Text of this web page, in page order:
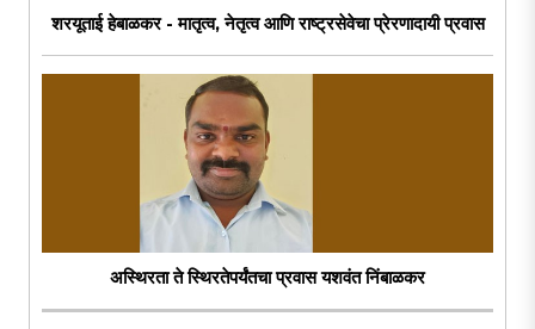
शरयूताई हेबाळकर - मातृत्व, नेतृत्व आणि राष्ट्रसेवेचा प्रेरणादायी प्रवास
अस्थिरता ते स्थिरतेपर्यंतचा प्रवास यशवंत निंबाळकर